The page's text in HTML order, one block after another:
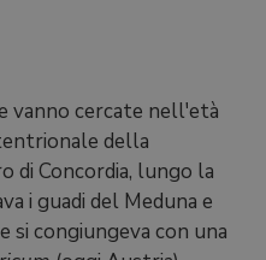
vanno cercate nell'età
della
di Concordia, lungo la
i guadi del Meduna e
si congiungeva con una